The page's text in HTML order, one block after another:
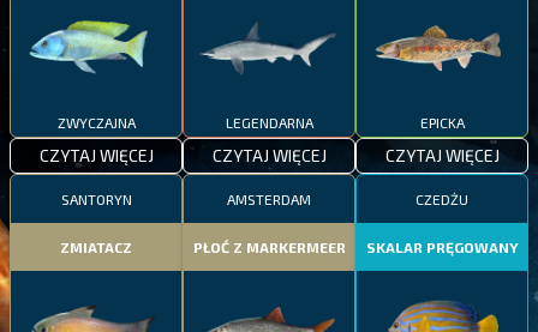
ZWYCZAJNA
CZYTAJ WIĘCEJ
LEGENDARNA
CZYTAJ WIĘCEJ
EPICKA
CZYTAJ WIĘCEJ
SANTORYN
ZMIATACZ
AMSTERDAM
PŁOĆ Z MARKERMEER
CZEDŻU
SKALAR PRĘGOWANY